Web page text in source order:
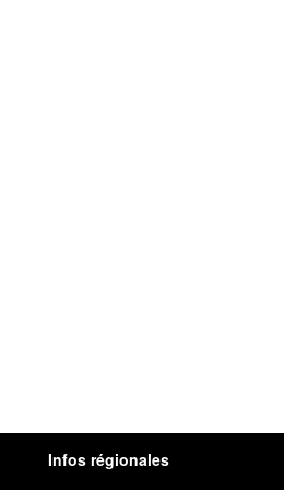
Infos régionales